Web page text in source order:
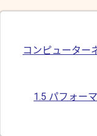
コンピューター
1.5 パフォー